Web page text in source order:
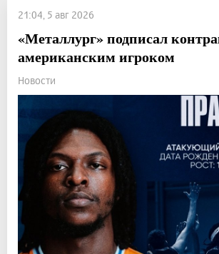
21:04, 5 авг 2026
«Металлург» подписал
американским игроком
Новости